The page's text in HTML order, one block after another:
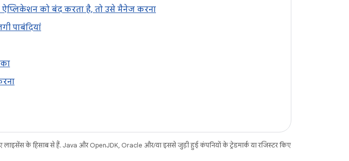
ऐप्लिकेशन को बंद करता है, तो उसे मैनेज करना
पाबंदियां
लाइसेंस के हिसाब से हैं. Java और OpenJDK, Oracle और/या इससे जुड़ी हुई कंपनियों के ट्रेडमार्क या रजिस्टर किए